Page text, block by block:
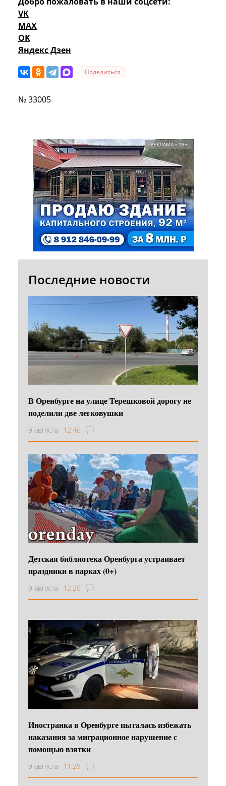
VK
MAX
OK
Яндекс Дзен
Поделиться
№ 33005
РЕКЛАМА • 18+
Последние новости
В Оренбурге на улице Терешковой дорогу не
поделили две легковушки
9 августа 12:46
Детская библиотека Оренбурга устраивает
праздники в парках (0+)
9 августа 12:20
Иностранка в Оренбурге пыталась избежать
наказания за миграционное нарушение с
помощью взятки
9 августа 11:29